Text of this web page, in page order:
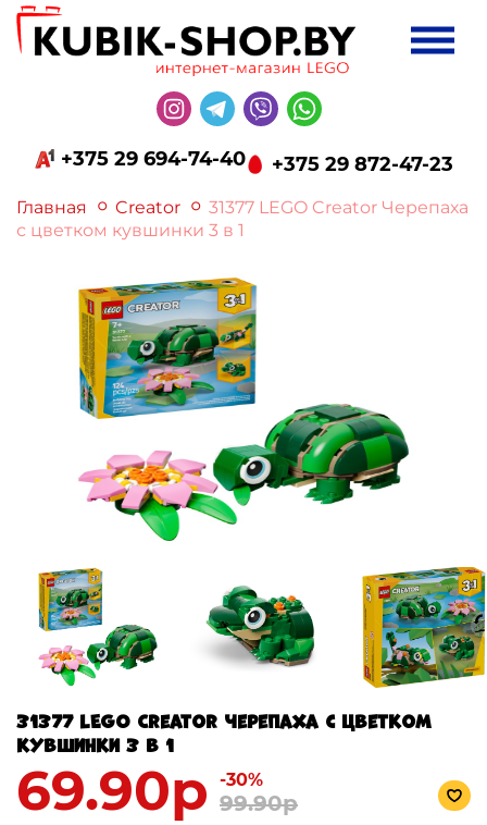
+375 29 694-74-40 +375 29 872-47-23
Главная Creator
31377 LEGO Creator Черепаха
с цветком кувшинки 3 в 1
31377 LEGO Creator Черепаха с цветком
кувшинки 3 в 1
69.90р -30%
99.90р